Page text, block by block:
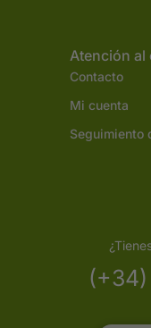
Atención al
Contacto
Mi cuenta
Seguimiento
(+34)